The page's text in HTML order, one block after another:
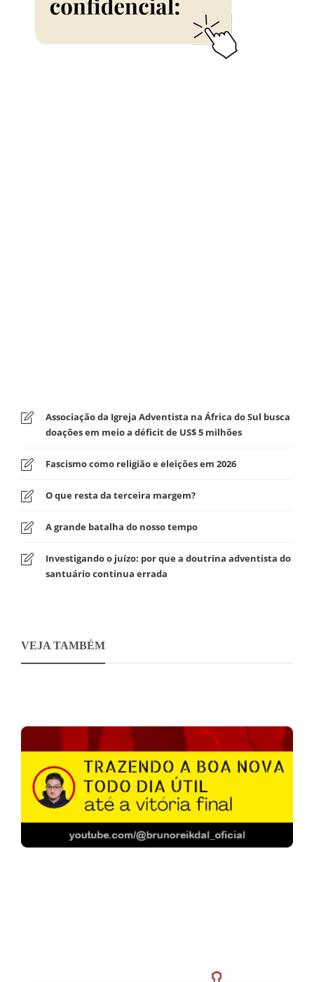
Associação da Igreja Adventista na África do Sul busca
doações em meio a déficit de US$ 5 milhões
Fascismo como religião e eleições em 2026
O que resta da terceira margem?
A grande batalha do nosso tempo
Investigando o juízo: por que a doutrina adventista do
santuário continua errada
VEJA TAMBÉM